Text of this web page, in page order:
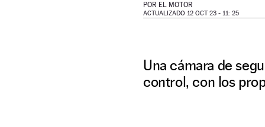
POR EL MOTOR
ACTUALIZADO 12 OCT 23 - 11: 25
Una cámara de
control, con los